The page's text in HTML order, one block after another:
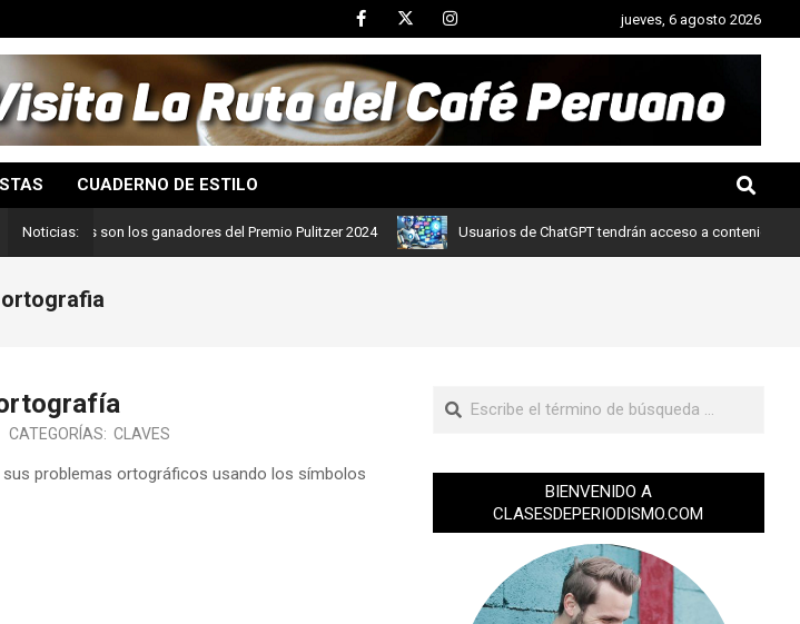
jueves, 6 agosto 2026
CUADERNO DE ESTILO
Noticias:
son los ganadores del Premio Pulitzer 2024 Usuarios de ChatGPT tendrán acceso a contenidos de
ortografia
CATEGORÍAS: CLAVES
problemas ortográficos usando los símbolos
BIENVENIDO A
CLASESDEPERIODISMO.COM